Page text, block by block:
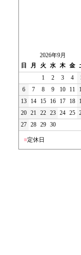
2026年9月
日
月 火 水 木 金
1
2 3 4
6
7 8 9 10 11
13
14 15 16 17 18
20 21 22 23 24 25
27 28 29 30
■定休日